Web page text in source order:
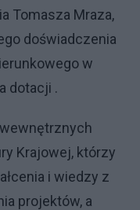
Tomasza Mraza,
doświadczenia
w
dotacji .
Krajowej, którzy
i wiedzy z
projektów, a